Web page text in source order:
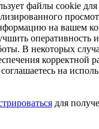
файлы cookie
на вашем
оперативность и
В некоторых
корректной
на